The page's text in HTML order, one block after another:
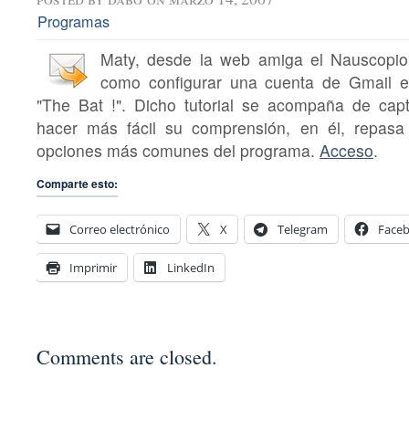
Programas
Maty, desde la web amiga el
como configurar una cuenta de Gmail
"The Bat !". Dicho tutorial se acompaña de
hacer más fácil su comprensión, en él,
opciones más comunes del programa. Acceso.
Comparte esto:
Correo electrónico X Telegram
Imprimir LinkedIn
Comments are closed.